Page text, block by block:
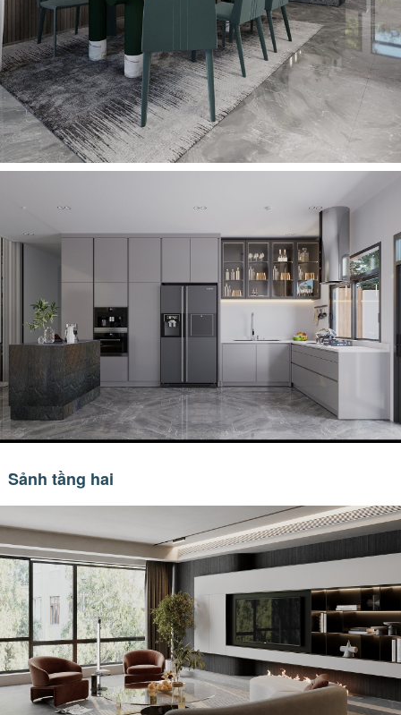
Sảnh tầng hai